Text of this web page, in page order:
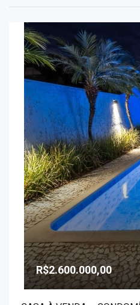
R$2.600.000,00